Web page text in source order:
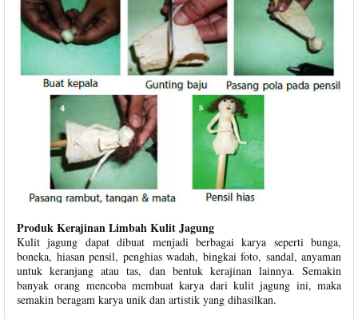
Produk Kerajinan Limbah Kulit Jagung
Kulit jagung dapat dibuat menjadi berbagai karya seperti bunga,
boneka, hiasan pensil, penghias wadah, bingkai foto, sandal, anyaman
untuk keranjang atau tas, dan bentuk kerajinan lainnya. Semakin
banyak orang mencoba membuat karya dari kulit jagung ini, maka
semakin beragam karya unik dan artistik yang dihasilkan.